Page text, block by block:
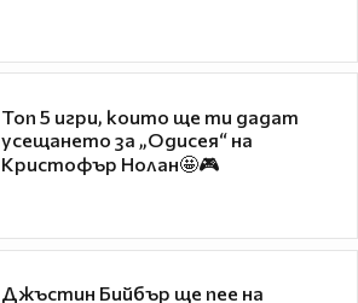
Топ 5 игри, които ще ти дадат
усещането за „Одисея“ на
Кристофър Нолан🤩🎮
Джъстин Бийбър ще пее на